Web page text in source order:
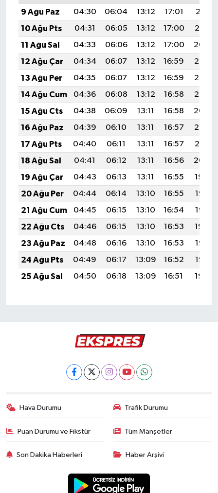
9 Ağu Paz
04:30 06:04 13:12 17:01
20:11
10 Ağu Pts
04:31 06:05 13:12 17:00
20:10
11 Ağu Sal
04:33 06:06 13:12 17:00
20:09
12 Ağu Çar
04:34 06:07 13:12 16:59
20:08
13 Ağu Per
04:35 06:07 13:12 16:59
20:06
14 Ağu Cum
04:36 06:08 13:12 16:58
20:05
15 Ağu Cts
04:38 06:09 13:11 16:58
20:04
16 Ağu Paz
04:39 06:10 13:11 16:57
20:03
17 Ağu Pts
04:40 06:11 13:11 16:57
20:01
18 Ağu Sal
04:41 06:12 13:11 16:56
20:00
19 Ağu Çar
04:43 06:13 13:11 16:55
19:59
20 Ağu Per
04:44 06:14 13:10 16:55
19:57
21 Ağu Cum
04:45 06:15 13:10 16:54
19:56
22 Ağu Cts
04:46 06:15 13:10 16:53
19:54
23 Ağu Paz
04:48 06:16 13:10 16:53
19:53
24 Ağu Pts
04:49 06:17 13:09 16:52
19:52
25 Ağu Sal
04:50 06:18 13:09 16:51 19:50
Hava Durumu Trafik Durumu
Puan Durumu ve Fikstür Tüm Manşetler
Son Dakika Haberleri Haber Arşivi
Tavşanlı
Teknoloji
Türkiye
Video Galeri
Yaşam
Yemek Tarifleri